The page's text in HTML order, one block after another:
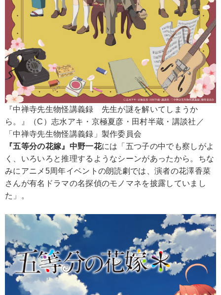
『中禅寺先生物怪講義録 先生が謎を解いてしまうか
ら。』（C）志水アキ・京極夏彦・田村半蔵・講談社／
「中禅寺先生物怪講義録」製作委員会
『五等分の花嫁』中野一花には「五つ子の中でも察しがよ
く、いろいろと推理するようなシーンがあったから。ちな
みにアニメ5周年イベントの朗読劇では、演者の花澤香菜
さんが有名ドラマの名探偵のモノマネを披露していまし
た」。